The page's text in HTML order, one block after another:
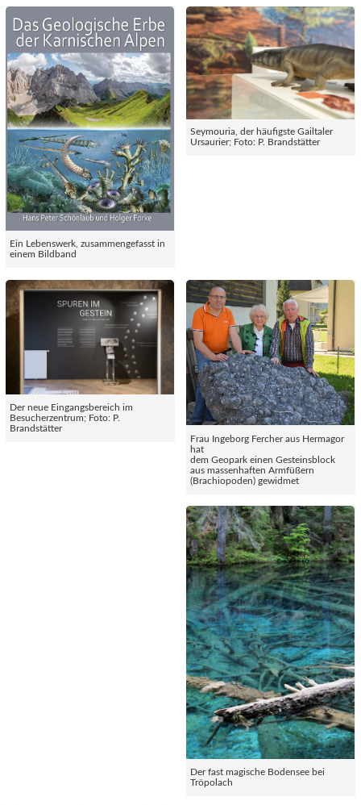
Ein Lebenswerk, zusammengefasst in
einem Bildband
Seymouria, der häufigste Gailtaler
Ursaurier; Foto: P. Brandstätter
Der neue Eingangsbereich im
Besucherzentrum; Foto: P.
Brandstätter
Frau Ingeborg Fercher aus Hermagor
hat
dem Geopark einen Gesteinsblock
aus massenhaften Armfüßern
(Brachiopoden) gewidmet
Der fast magische Bodensee bei
Tröpolach